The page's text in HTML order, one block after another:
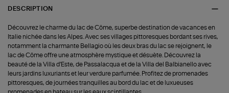
DESCRIPTION
Découvrez le charme du lac de Côme, superbe destination de vacances en
Italie nichée dans les Alpes. Avec ses villages pittoresques bordant ses rives,
notamment la charmante Bellagio où les deux bras du lac se rejoignent, le
lac de Côme offre une atmosphère mystique et désuète. Découvrez la
beauté de la Villa d'Este, de Passalacqua et de la Villa del Balbianello avec
leurs jardins luxuriants et leur verdure parfumée. Profitez de promenades
pittoresques, de journées tranquilles au bord du lac et de luxueuses